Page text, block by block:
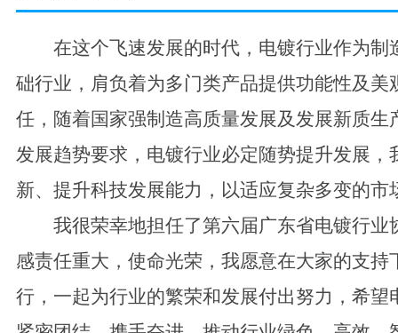
在这个飞速发展的时代，电镀行业作为制
础行业，肩负着为多门类产品提供功能性及美
任，随着国家强制造高质量发展及发展新质生
发展趋势要求，电镀行业必定随势提升发展，
新、提升科技发展能力，以适应复杂多变的市
我很荣幸地担任了第六届广东省电镀行业
感责任重大，使命光荣，我愿意在大家的支持
行，一起为行业的繁荣和发展付出努力，希望